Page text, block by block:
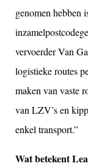
genomen hebben
vervoerder Van
logistieke routes
maken van vaste
van LZV’s en
enkel transport.”
Wat betekent